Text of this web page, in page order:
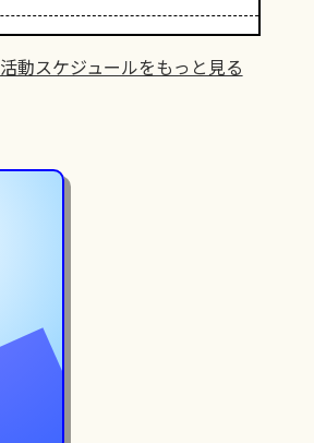
活動スケジュールをもっと見る